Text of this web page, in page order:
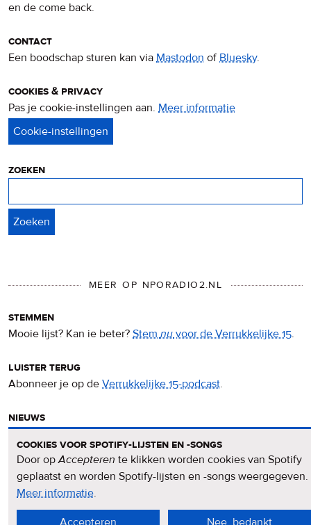
en de come back.
contact
Een boodschap sturen kan via Mastodon ofBluesky.
cookies & privacy
Pas je cookie-instellingen aan. Meer informatie
zoeken
MEER OP NPORADIO2.NL
stemmen
Mooie lijst? Kan ie beter? Stemnuvoor de Verrukkelijke 15.
luister terug
Abonneer je op de Verrukkelijke 15-podcast.
nieuws
nieuwsbrief
Meld je aan voor deVerrukkelijke 15-nieuwsbrief.
cookies voor spotify-lijsten en -songs
Door opAccepteren te klikken worden cookies van Spotify
geplaatst en worden Spotify-lijsten en -songs weergegeven.
Meer informatieover
privacy
.
Accepteren Nee, bedankt